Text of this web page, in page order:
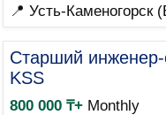
📍 Усть-Каменогорск
Старший
KSS
800 000 ₸+Monthly